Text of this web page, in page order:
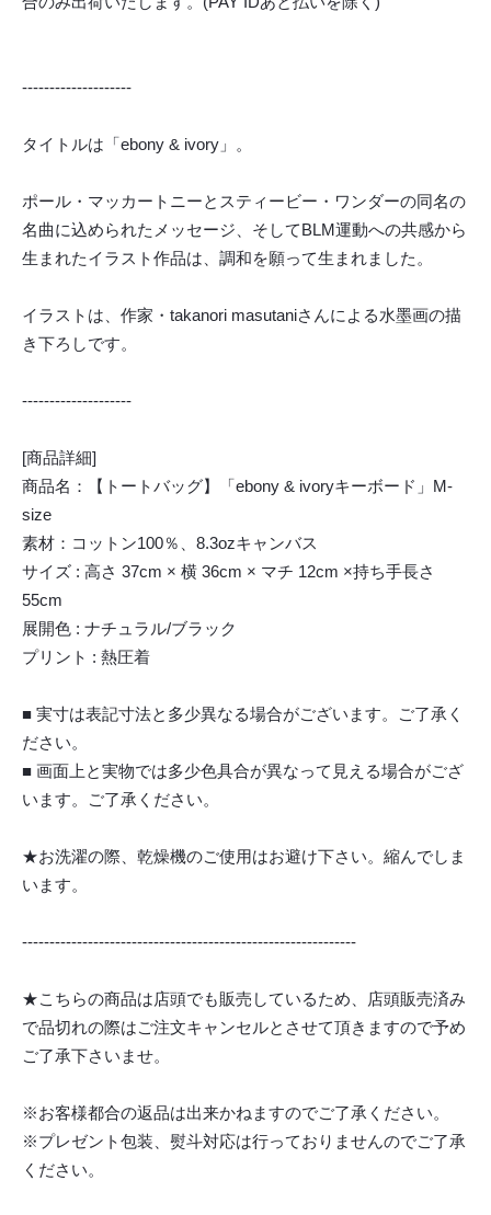
--------------------
タイトルは「ebony & ivory」。
ポール・マッカートニーとスティービー・ワンダーの同名の
名曲に込められたメッセージ、そしてBLM運動への共感から
生まれたイラスト作品は、調和を願って生まれました。
イラストは、作家・takanori masutaniさんによる水墨画の描
き下ろしです。
--------------------
[商品詳細]
商品名：【トートバッグ】「ebony & ivoryキーボード」M-
size
素材：コットン100％、8.3ozキャンバス
サイズ : 高さ 37cm × 横 36cm × マチ 12cm ×持ち手長さ
55cm
展開色 : ナチュラル/ブラック
プリント : 熱圧着
■ 実寸は表記寸法と多少異なる場合がございます。ご了承く
ださい。
■ 画面上と実物では多少色具合が異なって見える場合がござ
います。ご了承ください。
★お洗濯の際、乾燥機のご使用はお避け下さい。縮んでしま
います。
-------------------------------------------------------------
★こちらの商品は店頭でも販売しているため、店頭販売済み
で品切れの際はご注文キャンセルとさせて頂きますので予め
ご了承下さいませ。
※お客様都合の返品は出来かねますのでご了承ください。
※プレゼント包装、熨斗対応は行っておりませんのでご了承
ください。